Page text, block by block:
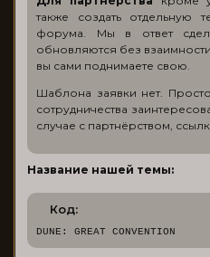
также создать отдельную
форума. Мы в ответ
обновляются без
вы сами поднимаете свою.
Шаблона заявки нет.
сотрудничества
случае с партнёрством,
Название нашей темы:
Код:
DUNE: GREAT CONVENTION